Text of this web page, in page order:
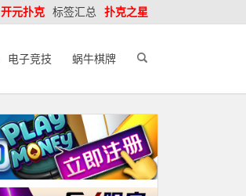
开元扑克 标签汇总 扑克之星
电子竞技 蜗牛棋牌